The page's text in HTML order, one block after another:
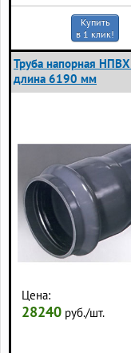
Купить
в 1 клик!
Труба напорная
длина 6190 мм
Цена:
28240 руб./шт.